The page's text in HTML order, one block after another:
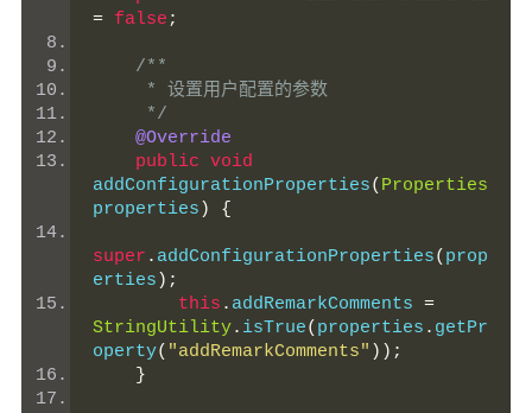
= false ;
/**
     * 设置用户配置的参数
     */
@Override
public void
addConfigurationProperties( Properties
properties ) {
super . addConfigurationProperties( prop
erties );
this . addRemarkComments =
StringUtility. isTrue( properties . getPr
operty( "addRemarkComments" ));
}